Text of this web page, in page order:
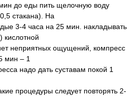
до еды пить щелочную воду
стакана). На
3-4 часа на 25 мин. накладывать
кислотной
неприятных ощущений, компресс
мин – 1
надо дать суставам покой 1
процедуры следует повторять 2-